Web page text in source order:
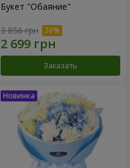
Букет "Обаяние"
3 856 грн
Заказать